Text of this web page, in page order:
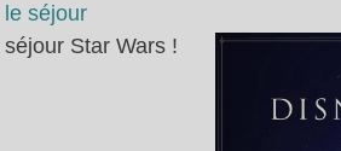
le séjour
Star Wars !